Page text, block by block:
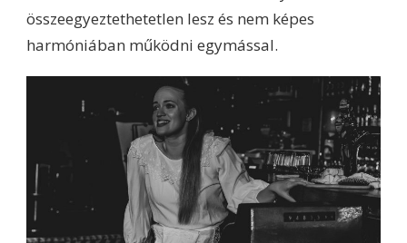
összeegyeztethetetlen lesz és nem képes
harmóniában működni egymással.